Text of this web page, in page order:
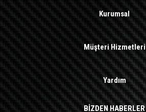
Kurumsal
Müşteri Hizmetleri
Yardım
BİZDEN HABERLER